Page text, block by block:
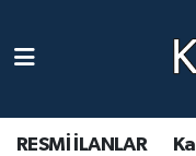
RESMİ İLANLAR
Gündem